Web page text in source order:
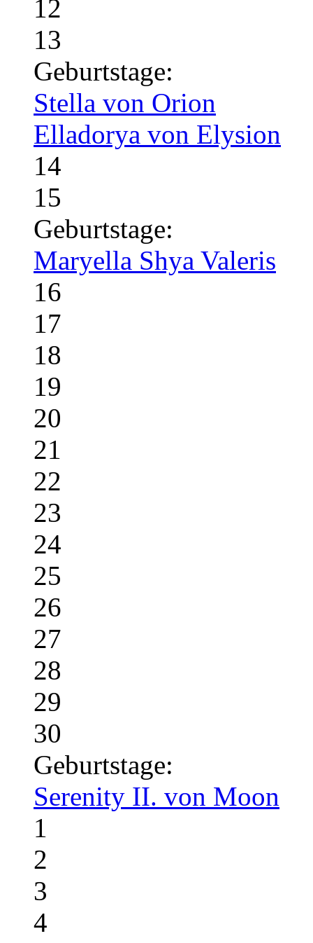
12
13
Geburtstage:
Stella von Orion
Elladorya von Elysion
14
15
Geburtstage:
Maryella Shya Valeris
16
17
18
19
20
21
22
23
24
25
26
27
28
29
30
Geburtstage:
Serenity II. von Moon
1
2
3
4